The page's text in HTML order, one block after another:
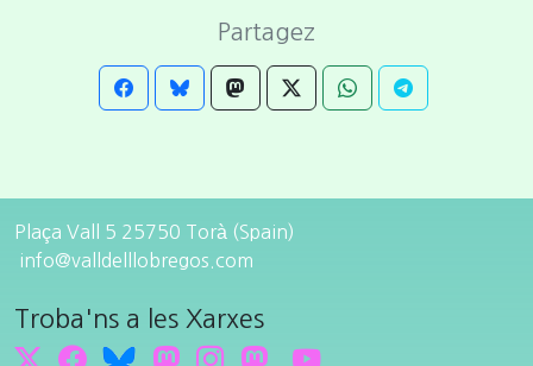
Partagez
Plaça Vall 5 25750 Torà (Spain)
info@valldelllobregos.com
Troba'ns a les Xarxes